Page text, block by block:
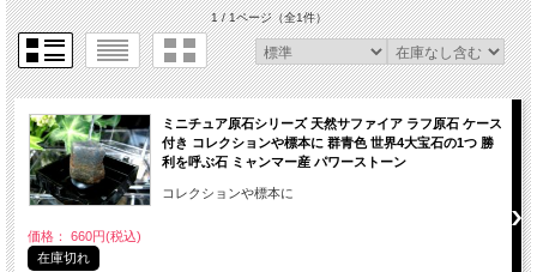
1 / 1ページ（全1件）
ミニチュア原石シリーズ 天然サファイア ラフ原石 ケース
付き コレクションや標本に 群青色 世界4大宝石の1つ 勝
利を呼ぶ石 ミャンマー産 パワーストーン
コレクションや標本に
価格： 660円(税込)
在庫切れ